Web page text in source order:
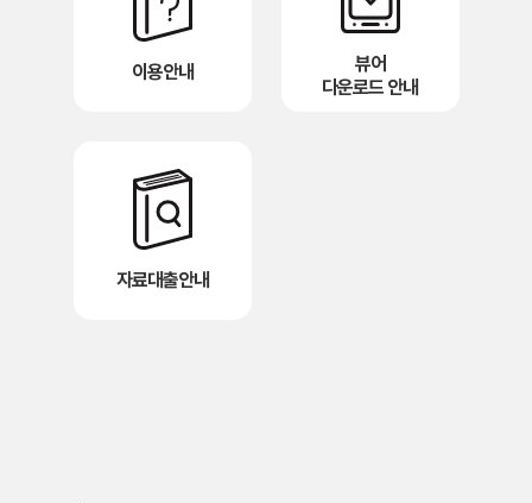
이용안내
뷰어
다운로드 안내
자료대출안내